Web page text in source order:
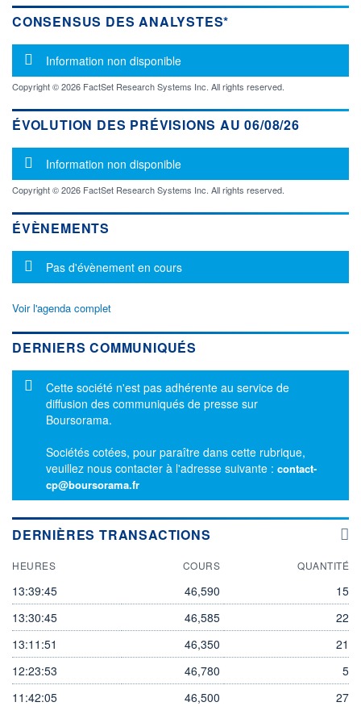
CONSENSUS DES ANALYSTES*
Message d'information
Information non disponible
Copyright © 2026 FactSet Research Systems Inc. All rights reserved.
ÉVOLUTION DES PRÉVISIONS AU 06/08/26
Message d'information
Information non disponible
Copyright © 2026 FactSet Research Systems Inc. All rights reserved.
ÉVÈNEMENTS
Message d'information
Pas d'évènement en cours
Voir l'agenda complet
DERNIERS COMMUNIQUÉS
Message d'information
Cette société n'est pas adhérente au service de
diffusion des communiqués de presse sur
Boursorama.
Sociétés cotées, pour paraître dans cette rubrique,
veuillez nous contacter à l'adresse suivante : contact-
cp@boursorama.fr
DERNIÈRES TRANSACTIONS
HEURES COURS QUANTITÉ
13:39:45 46,590
15
13:30:45
46,585
22
13:11:51
46,350
21
12:23:53
46,780
5
11:42:05
46,500 27